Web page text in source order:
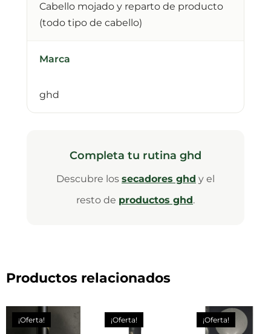
Cabello mojado y reparto de producto
(todo tipo de cabello)
Marca
ghd
Completa tu rutina ghd
Descubre los secadores ghd y el
resto de productos ghd.
Productos relacionados
¡Oferta! ¡Oferta! ¡Oferta!